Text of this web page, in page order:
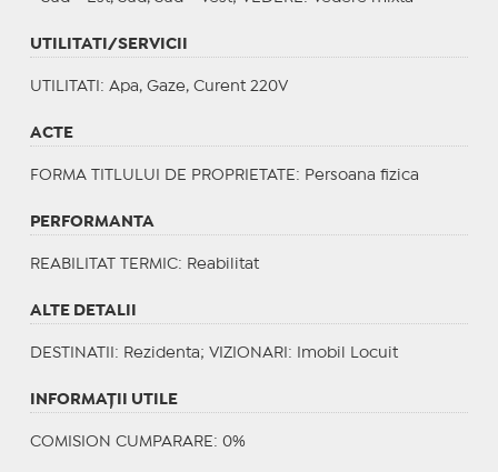
UTILITATI/SERVICII
UTILITATI : Apa, Gaze, Curent 220V
ACTE
FORMA TITLULUI DE PROPRIETATE : Persoana fizica
PERFORMANTA
REABILITAT TERMIC: Reabilitat
ALTE DETALII
DESTINATII : Rezidenta; VIZIONARI : Imobil Locuit
INFORMAŢII UTILE
COMISION CUMPARARE: 0%